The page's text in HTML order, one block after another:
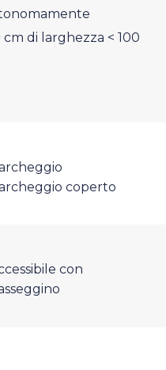
di larghezza < 100
coperto
con